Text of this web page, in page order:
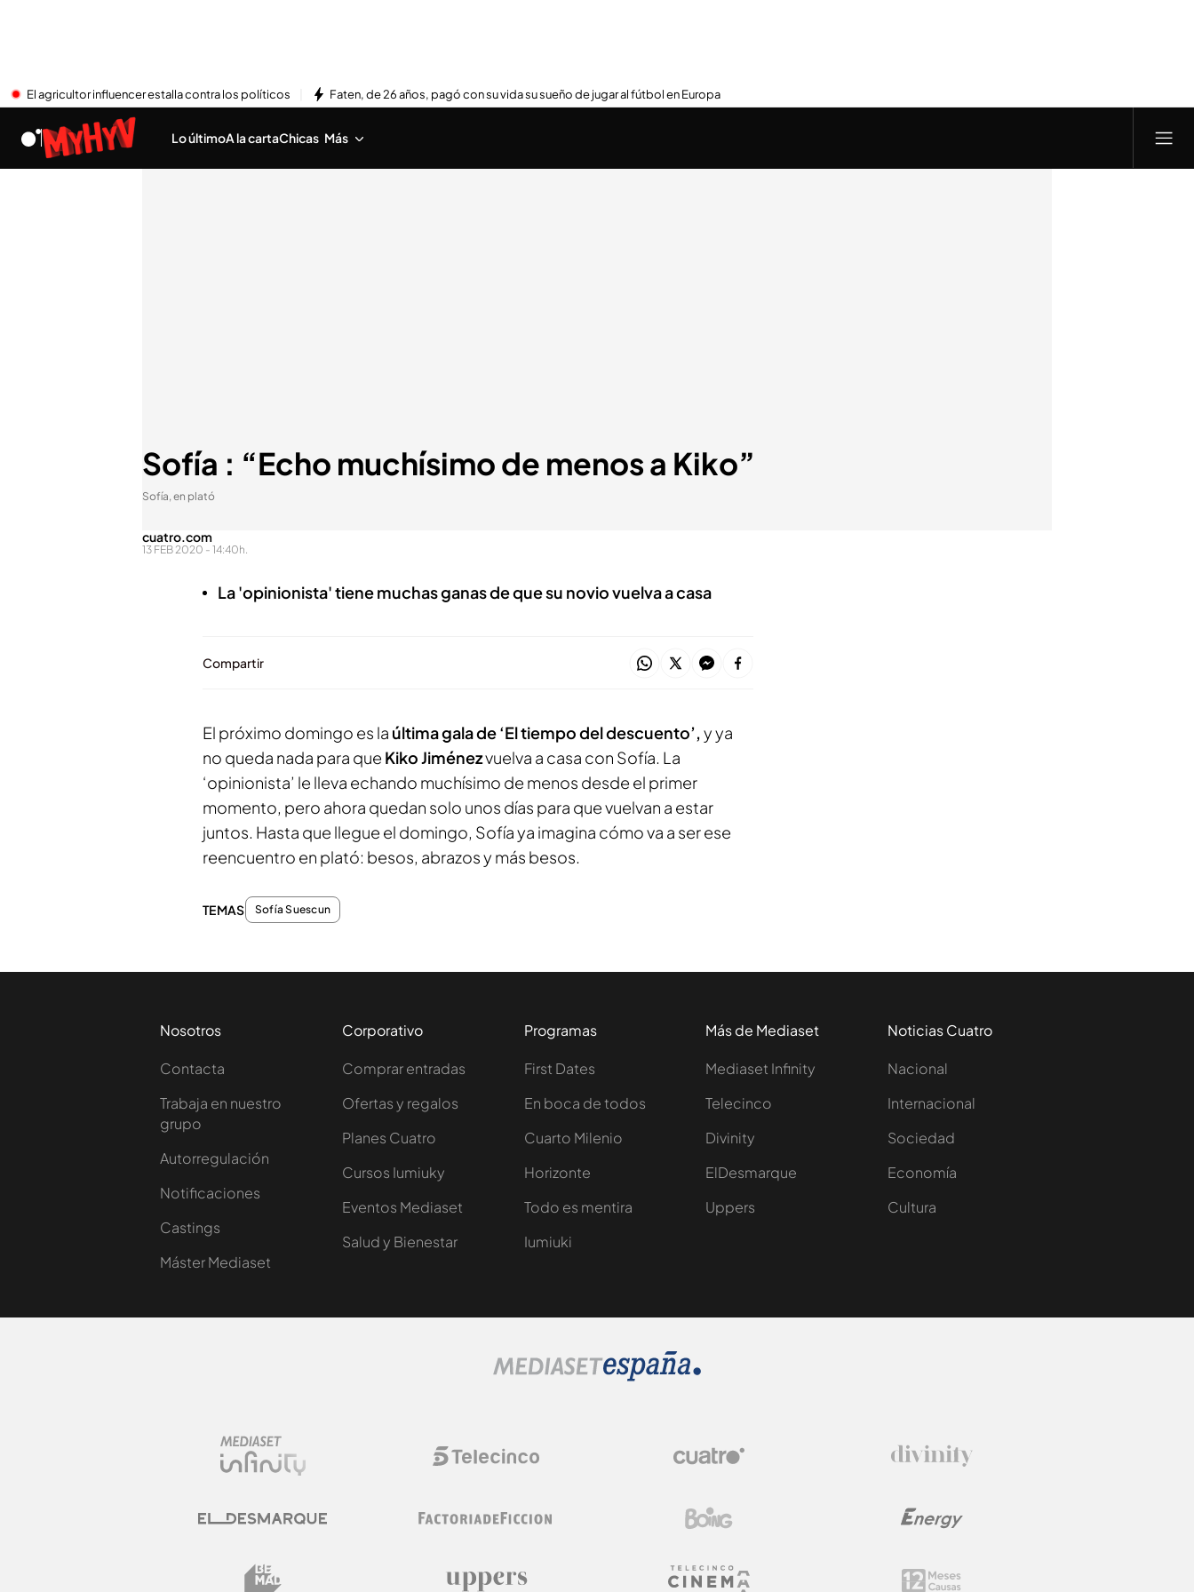
El agricultor influencer estalla contra los políticos Faten, de 26 años, pagó con su vida su sueño de jugar al fútbol en Europa
Lo últimoA la cartaChicas Más
Sofía : “Echo muchísimo de menos a Kiko”
Sofía, en plató
cuatro.com
13 FEB 2020 - 14:40h.
La 'opinionista' tiene muchas ganas de que su novio vuelva a casa
Compartir
El próximo domingo es la última gala de ‘El tiempo del descuento’,y ya
no queda nada para que Kiko Jiménezvuelva a casa con Sofía. La
‘opinionista’ le lleva echando muchísimo de menos desde el primer
momento, pero ahora quedan solo unos días para que vuelvan a estar
juntos. Hasta que llegue el domingo, Sofía ya imagina cómo va a ser ese
reencuentro en plató: besos, abrazos y más besos.
TEMAS Sofía Suescun
Nosotros
Contacta
Trabaja en nuestro
grupo
Autorregulación
Notificaciones
Castings
Máster Mediaset
Corporativo
Comprar entradas
Ofertas y regalos
Planes Cuatro
Cursos Iumiuky
Eventos Mediaset
Salud y Bienestar
Programas
First Dates
En boca de todos
Cuarto Milenio
Horizonte
Todo es mentira
Iumiuki
Más de Mediaset
Mediaset Infinity
Telecinco
Divinity
ElDesmarque
Uppers
Noticias Cuatro
Nacional
Internacional
Sociedad
Economía
Cultura